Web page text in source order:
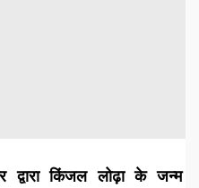
द्वारा किंजल लोढ़ा के जन्म